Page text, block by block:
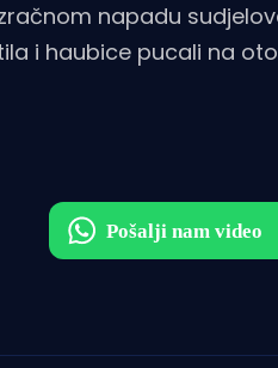
napadu
i haubice pucali na